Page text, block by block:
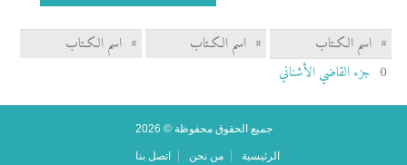
# اسم الكـتاب # اسم الكـتاب # اسم الكـتاب
0 جزء القاضي الأشناني
جميع الحقوق محفوظة © 2026
الرئيسية من نحن اتصل بنا